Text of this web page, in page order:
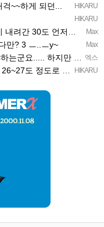
HIKARU
~~하게 되던...
HIKARU
Max
적응되면 고대로 다시 더움..
Max
만? 3 ㅡ..ㅡy~
엑스
하는건 재미가 떨어져서.......
HIKARU
도로 내려감...─ ─)a